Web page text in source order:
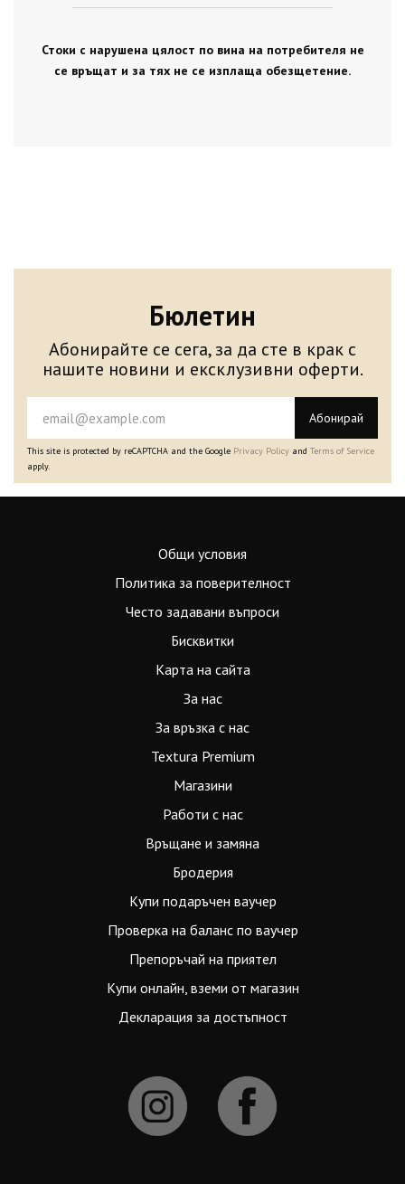
Стоки с нарушена цялост по вина на потребителя не
се връщат и за тях не се изплаща обезщетение.
Бюлетин
Абонирайте се сега, за да сте в крак с
нашите новини и ексклузивни оферти.
Абонирай
This site is protected by reCAPTCHA and the Google Privacy Policy and Terms of Service
apply.
Общи условия
Политика за поверителност
Често задавани въпроси
Бисквитки
Карта на сайта
За нас
За връзка с нас
Textura Premium
Магазини
Работи с нас
Връщане и замяна
Бродерия
Купи подаръчен ваучер
Проверка на баланс по ваучер
Препоръчай на приятел
Купи онлайн, вземи от магазин
Декларация за достъпност